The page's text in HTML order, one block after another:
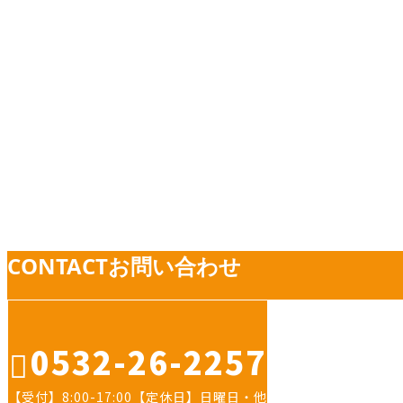
CONTACTお問い合わせ
0532-26-2257
【受付】8:00-17:00【定休日】日曜日・他